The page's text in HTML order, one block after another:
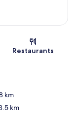
Restaurants
km
km